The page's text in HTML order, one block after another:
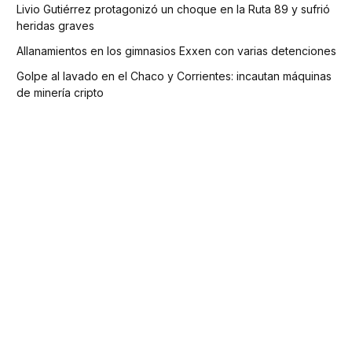
Livio Gutiérrez protagonizó un choque en la Ruta 89 y sufrió
heridas graves
Allanamientos en los gimnasios Exxen con varias detenciones
Golpe al lavado en el Chaco y Corrientes: incautan máquinas
de minería cripto